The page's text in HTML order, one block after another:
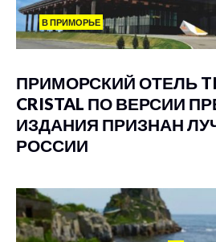
В ПРИМОРЬЕ
ПРИМОРСКИЙ ОТЕЛЬ
CRISTAL ПО ВЕРСИИ
ИЗДАНИЯ ПРИЗНАН
РОССИИ